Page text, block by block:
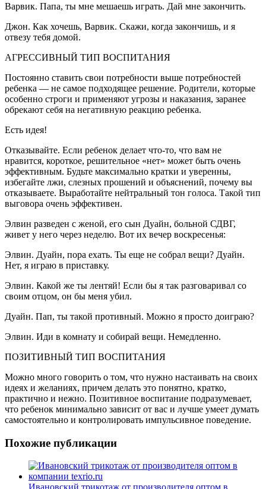
Варвик. Папа, ты мне мешаешь играть. Дай мне закончить.
Джон. Как хочешь, Варвик. Скажи, когда закончишь, и я
отвезу тебя домой.
АГРЕССИВНЫЙ ТИП ВОСПИТАНИЯ
Постоянно ставить свои потребности выше потребностей
ребенка — не самое подходящее решение. Родители, которые
особенно строги и применяют угрозы и наказания, заранее
обрекают себя на негативную реакцию ребенка.
Есть идея!
Отказывайте. Если ребенок делает что-то, что вам не
нравится, короткое, решительное «нет» может быть очень
эффективным. Будьте максимально кратки и уверенны,
избегайте лжи, слезных прошений и объяснений, почему вы
отказываете. Выработайте нейтральный тон голоса. Такой тип
выговора очень эффективен.
Элвин разведен с женой, его сын Дуайн, больной СДВГ,
живет у него через неделю. Вот их вечер воскресенья:
Элвин. Дуайн, пора ехать. Ты еще не собрал вещи? Дуайн.
Нет, я играю в приставку.
Элвин. Какой же ты лентяй! Если бы я так разговаривал со
своим отцом, он бы меня убил.
Дуайн. Пап, ты такой противный. Можно я просто доиграю?
Элвин. Иди в комнату и собирай вещи. Немедленно.
ПОЗИТИВНЫЙ ТИП ВОСПИТАНИЯ
Можно много говорить о том, что нужно настаивать на своих
идеях и желаниях, причем делать это понятно, кратко,
практично и нежно. Позитивное воспитание подразумевает,
что ребенок минимально зависит от вас и лучше умеет думать
самостоятельно и контролировать импульсивное поведение.
Похожие публикации